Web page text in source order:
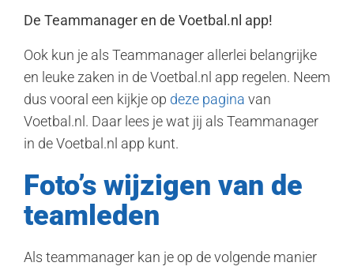
De Teammanager en de Voetbal.nl app!
Ook kun je als Teammanager allerlei belangrijke
en leuke zaken in de Voetbal.nl app regelen. Neem
dus vooral een kijkje op deze pagina van
Voetbal.nl. Daar lees je wat jij als Teammanager
in de Voetbal.nl app kunt.
Foto’s wijzigen van de
teamleden
Als teammanager kan je op de volgende manier